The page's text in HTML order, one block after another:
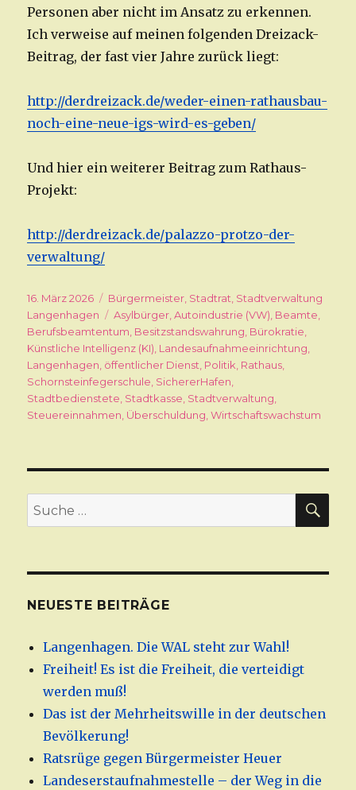
Personen aber nicht im Ansatz zu erkennen.
Ich verweise auf meinen folgenden Dreizack-
Beitrag, der fast vier Jahre zurück liegt:
http://derdreizack.de/weder-einen-rathausbau-
noch-eine-neue-igs-wird-es-geben/
Und hier ein weiterer Beitrag zum Rathaus-
Projekt:
http://derdreizack.de/palazzo-protzo-der-
verwaltung/
Veröffentlicht
am
16. März 2026 Kategorien
Bürgermeister, Stadtrat, Stadtverwaltung
Langenhagen
Schlagwörter
Asylbürger,Autoindustrie (VW), Beamte,
Berufsbeamtentum, Besitzstandswahrung, Bürokratie,
Künstliche Intelligenz (KI), Landesaufnahmeeinrichtung,
Langenhagen, öffentlicher Dienst, Politik, Rathaus,
Schornsteinfegerschule, SichererHafen,
Stadtbedienstete, Stadtkasse, Stadtverwaltung,
Steuereinnahmen, Überschuldung,Wirtschaftswachstum
Suche
nach:
NEUESTE BEITRÄGE
Langenhagen. Die WAL steht zur Wahl!
Freiheit! Es ist die Freiheit, die verteidigt
werden muß!
Das ist der Mehrheitswille in der deutschen
Bevölkerung!
Ratsrüge gegen Bürgermeister Heuer
Landeserstaufnahmestelle – der Weg in die